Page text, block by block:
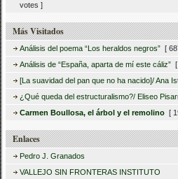
votes ]
Más Visitados
Análisis del poema “Los heraldos negros” [
Análisis de “España, aparta de mí este cáliz”
[La suavidad del pan que no ha nacido]/ Ana
¿Qué queda del estructuralismo?/ Eliseo
Carmen Boullosa, el árbol y el remolino [
Enlaces
Pedro J. Granados
VALLEJO SIN FRONTERAS INSTITUTO